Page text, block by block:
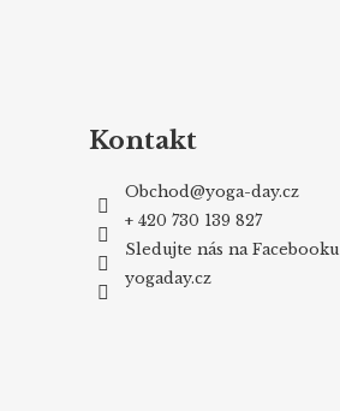
Kontakt
Obchod@yoga-day.cz
+ 420 730 139 827
Sledujte nás na Facebooku
yogaday.cz